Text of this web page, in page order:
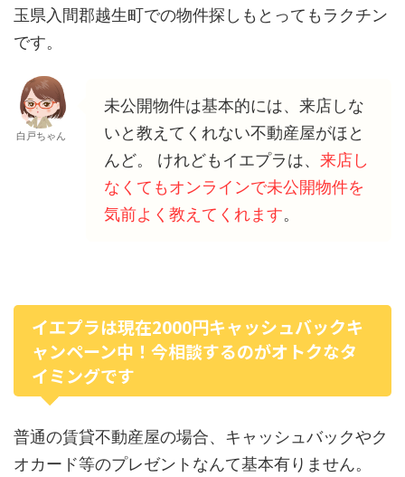
玉県入間郡越生町での物件探しもとってもラクチン
です。
白戸ちゃん
未公開物件は基本的には、来店しな
いと教えてくれない不動産屋がほと
んど。 けれどもイエプラは、 来店し
なくてもオンラインで未公開物件を
気前よく教えてくれます。
イエプラは現在2000円キャッシュバックキ
ャンペーン中！今相談するのがオトクなタ
イミングです
普通の賃貸不動産屋の場合、キャッシュバックやク
オカード等のプレゼントなんて基本有りません。